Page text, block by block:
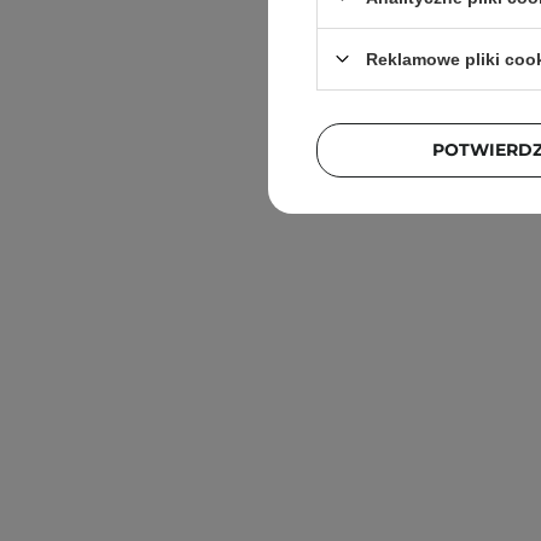
Reklamowe pliki